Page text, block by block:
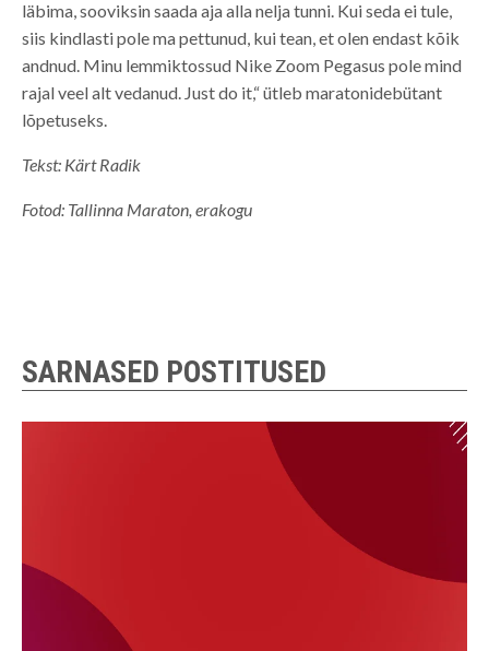
läbima, sooviksin saada aja alla nelja tunni. Kui seda ei tule,
siis kindlasti pole ma pettunud, kui tean, et olen endast kõik
andnud. Minu lemmiktossud Nike Zoom Pegasus pole mind
rajal veel alt vedanud. Just do it,“ ütleb maratonidebütant
lõpetuseks.
Tekst: Kärt Radik
Fotod: Tallinna Maraton, erakogu
SARNASED POSTITUSED